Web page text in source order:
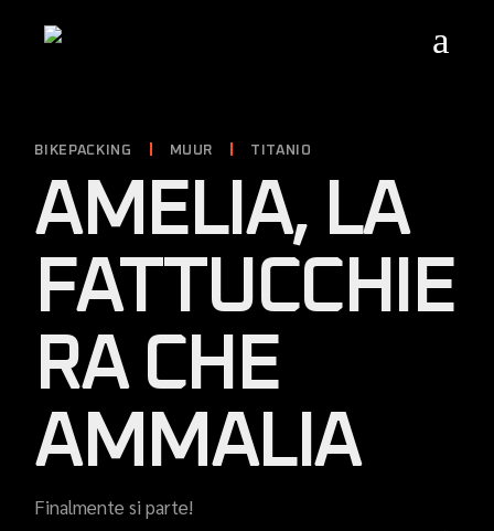
BIKEPACKING MUUR TITANIO
AMELIA, LA
FATTUCCHIE
RA CHE
AMMALIA
Finalmente si parte!